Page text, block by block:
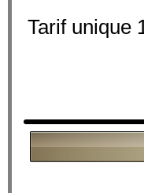
Tarif unique